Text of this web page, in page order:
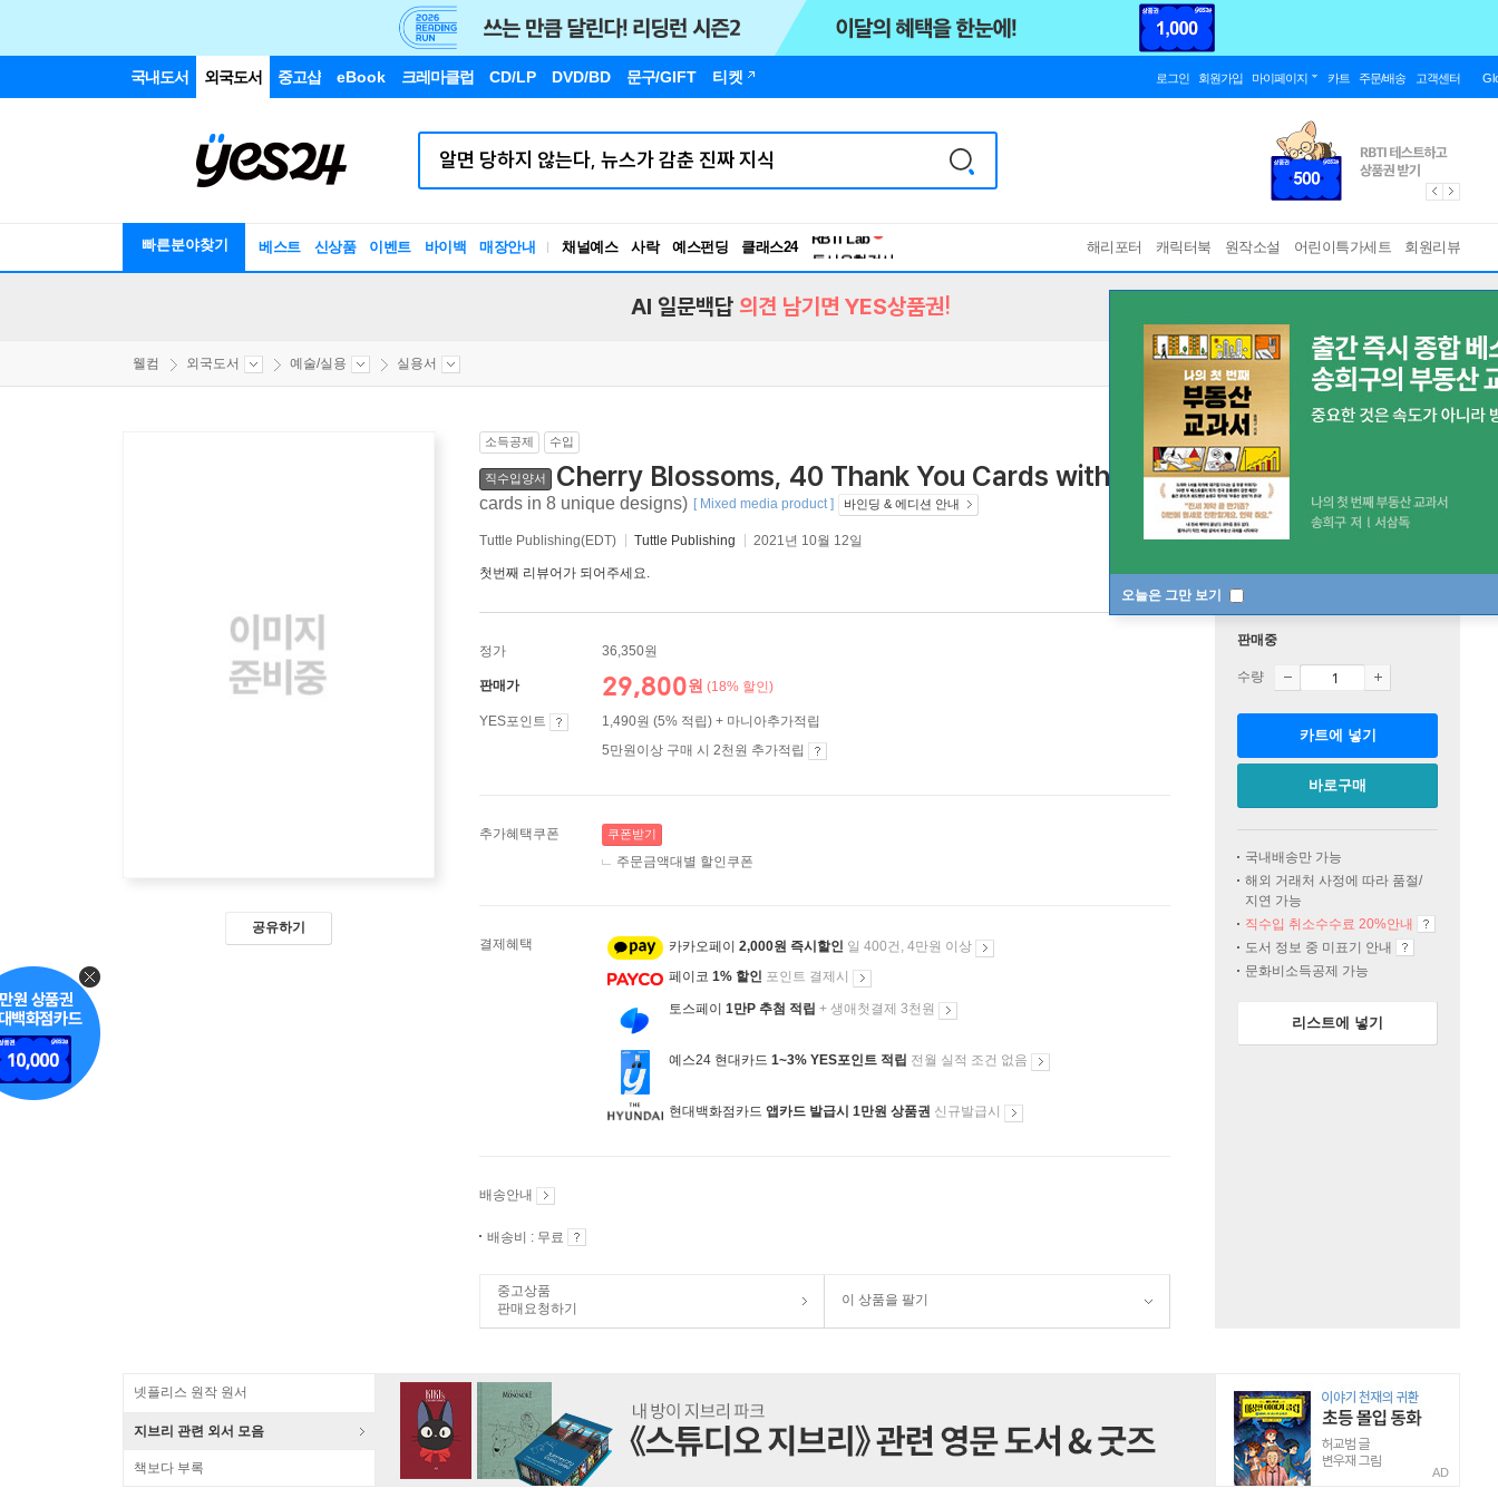
국내도서 외국도서 중고샵 eBook 크레마클럽 CD/LP DVD/BD 문구/GIFT 티켓 로그인 회원가입 마이페이지 카트 주문/배송 고객센터
빠른분야찾기 베스트 신상품 이벤트 바이백 매장안내 채널예스 사락 예스펀딩 클래스24
독서유형검사
해리포터 캐릭터북 원작소설 어린이특가세트 회원리뷰
오늘은 그만 보기
AI 일문백답 의견 남기면 YES상품권!
웰컴 외국도서 예술/실용 실용서
공유하기
소득공제 수입
직수입양서 Cherry Blossoms, 40 Thank You Cards with Envelopes (4 1/2 x 3 inch blank
cards in 8 unique designs) [ Mixed media product ] 바인딩 & 에디션 안내
Tuttle Publishing(EDT) Tuttle Publishing 2021년 10월 12일
첫번째 리뷰어가 되어주세요.
정가 36,350원
판매가 29,800원 (18% 할인)
YES포인트
1,490원 (5% 적립) + 마니아추가적립
5만원이상 구매 시 2천원 추가적립
추가혜택쿠폰 쿠폰받기
주문금액대별 할인쿠폰
결제혜택 카카오페이 2,000원 즉시할인 일 400건, 4만원 이상
페이코 1% 할인 포인트 결제시
토스페이 1만P 추첨 적립 + 생애첫결제 3천원
예스24 현대카드 1~3% YES포인트 적립 전월 실적 조건 없음
현대백화점카드 앱카드 발급시 1만원 상품권 신규발급시
배송안내
배송비 : 무료
중고상품
판매요청하기
이 상품을 팔기
판매중
수량
카트에 넣기
바로구매
국내배송만 가능
해외 거래처 사정에 따라 품절/
지연 가능
직수입 취소수수료 20%안내
도서 정보 중 미표기 안내
문화비소득공제 가능
리스트에 넣기
넷플리스 원작 원서
지브리 관련 외서 모음
책보다 부록 AD